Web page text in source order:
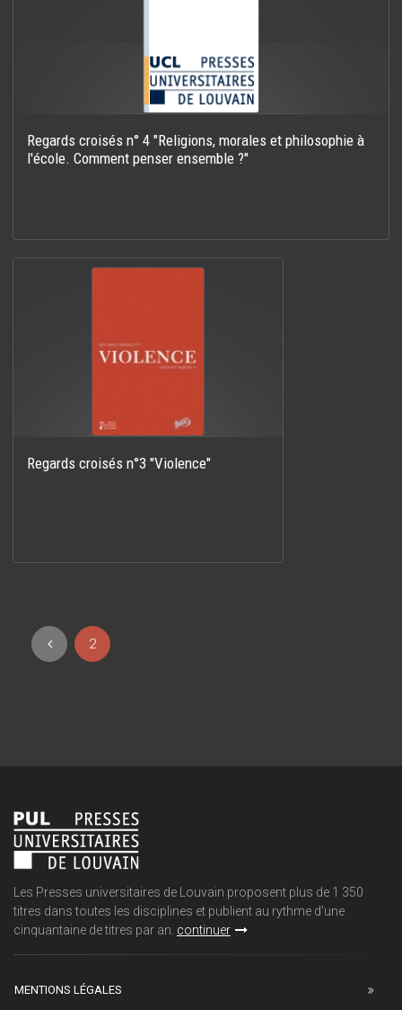
Regards croisés n° 4 "Religions, morales et philosophie à
l'école. Comment penser ensemble ?"
Regards croisés n°3 "Violence"
2
Les Presses universitaires de Louvain proposent plus de 1 350
titres dans toutes les disciplines et publient au rythme d'une
cinquantaine de titres par an. continuer
MENTIONS LÉGALES